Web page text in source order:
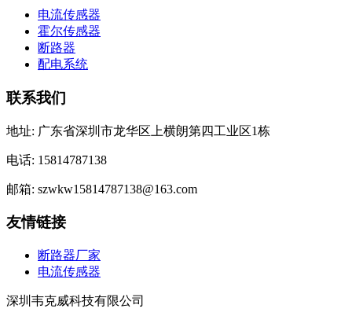
电流传感器
霍尔传感器
断路器
配电系统
联系我们
地址: 广东省深圳市龙华区上横朗第四工业区1栋
电话: 15814787138
邮箱: szwkw15814787138@163.com
友情链接
断路器厂家
电流传感器
深圳韦克威科技有限公司